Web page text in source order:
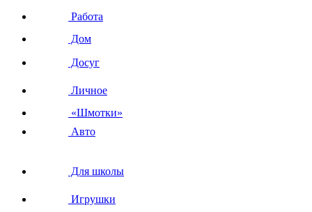
Работа
Дом
Досуг
Личное
«Шмотки»
Авто
Для школы
Игрушки